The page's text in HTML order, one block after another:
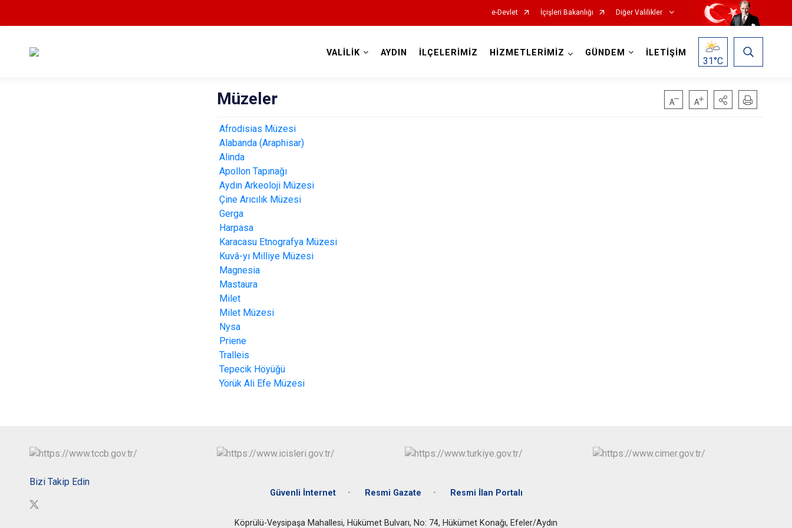
e-Devlet İçişleri Bakanlığı Diğer Valilikler
VALİLİK AYDIN İLÇELERİMİZ HİZMETLERİMİZ GÜNDEM İLETİŞİM
31°C
Müzeler
Afrodisias Müzesi
Alabanda (Araphisar)
Alinda
Apollon Tapınağı
Aydın Arkeoloji Müzesi
Çine Arıcılık Müzesi
Gerga
Harpasa
Karacasu Etnografya Müzesi
Kuvâ-yı Milliye Müzesi
Magnesia
Mastaura
Milet
Milet Müzesi
Nysa
Priene
Tralleis
Tepecik Höyüğü
Yörük Ali Efe Müzesi
Bizi Takip Edin
Güvenli İnternet Resmi Gazate Resmi İlan Portalı
Köprülü-Veysipaşa Mahallesi, Hükümet Bulvarı, No: 74, Hükümet Konağı, Efeler/Aydın